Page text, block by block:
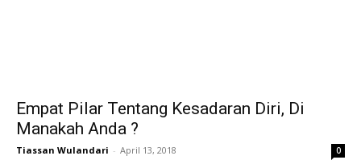
Empat Pilar Tentang Kesadaran Diri, Di
Manakah Anda ?
Tiassan Wulandari - April 13, 2018 0